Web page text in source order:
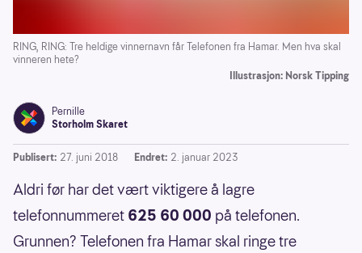
RING, RING: Tre heldige vinnernavn får Telefonen fra Hamar. Men hva skal
vinneren hete?
Illustrasjon: Norsk Tipping
Pernille
Storholm Skaret
Publisert: 27. juni 2018 Endret: 2. januar 2023
Aldri før har det vært viktigere å lagre
telefonnummeret 625 60 000 på telefonen.
Grunnen? Telefonen fra Hamar skal ringe tre